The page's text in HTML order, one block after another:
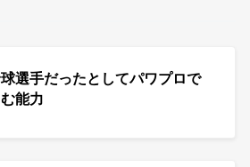
選手だったとしてパワプロで
能力